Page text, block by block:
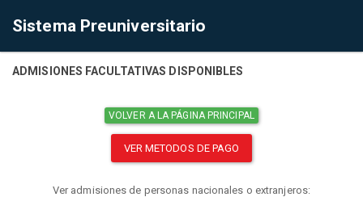
Sistema Preuniversitario
ADMISIONES FACULTATIVAS DISPONIBLES
VOLVER A LA PÁGINA PRINCIPAL
VER METODOS DE PAGO
Ver admisiones de personas nacionales o extranjeros: